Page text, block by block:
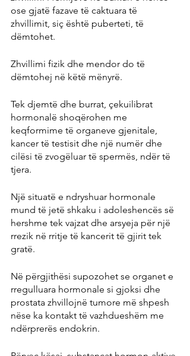
ose gjatë fazave të caktuara të
zhvillimit, siç është puberteti, të
dëmtohet.
Zhvillimi fizik dhe mendor do të
dëmtohej në këtë mënyrë.
Tek djemtë dhe burrat, çekuilibrat
hormonalë shoqërohen me
keqformime të organeve gjenitale,
kancer të testisit dhe një numër dhe
cilësi të zvogëluar të spermës, ndër të
tjera.
Një situatë e ndryshuar hormonale
mund të jetë shkaku i adoleshencës së
hershme tek vajzat dhe arsyeja për një
rrezik në rritje të kancerit të gjirit tek
gratë.
Në përgjithësi supozohet se organet e
rregulluara hormonale si gjoksi dhe
prostata zhvillojnë tumore më shpesh
nëse ka kontakt të vazhdueshëm me
ndërprerës endokrin.